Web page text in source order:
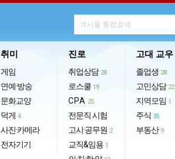
취미
게임
연예·방송
문화교양
덕게 4
사진·카메라
전자기기
진로
취업상담 28
로스쿨 19
CPA 25
전문직 시험
고시·공무원 2
교직&임용 1
고대 교우
졸업생 28
고민상담 22
지역모임 1
주식 35
부동산 9